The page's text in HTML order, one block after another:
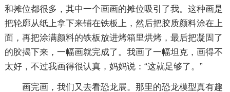
和摊位都很多，其中一个画画的摊位吸引了我。这种画是
把轮廓从纸上拿下来铺在铁板上，然后把胶质颜料涂在上
面，再把涂满颜料的铁板放进烤箱里烘烤，最后把凝固了
的胶揭下来，一幅画就完成了。我画了一幅坦克，画得不
太好，不过我画得很认真，妈妈说：“这就足够了。”
画完画，我们又去看恐龙展。那里的恐龙模型真有趣